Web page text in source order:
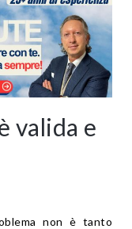
valida e
non è tanto